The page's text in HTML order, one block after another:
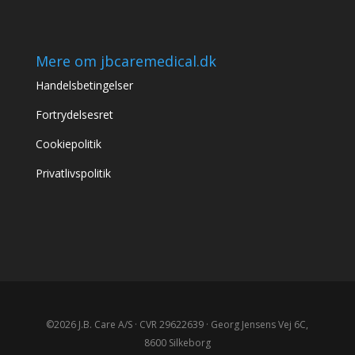
Mere om jbcaremedical.dk
Handelsbetingelser
Fortrydelsesret
Cookiepolitik
Privatlivspolitik